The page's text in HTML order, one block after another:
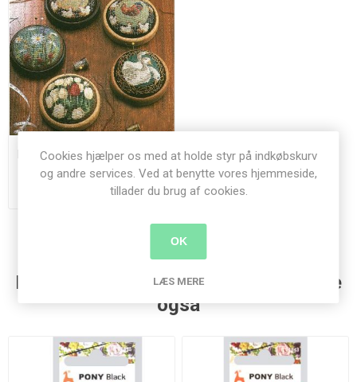
Nålepude broderier og baser
78,00 kr.
Kunder der har købt denne vare købte
også
Cookies hjælper os med at holde styr på indkøbskurv
og andre services. Ved at benytte vores hjemmeside,
tillader du brug af cookies.
OK
LÆS MERE